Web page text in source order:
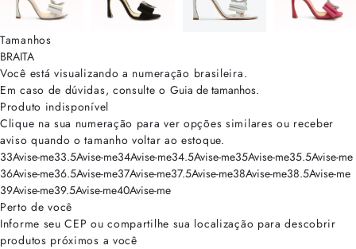
Tamanhos
BRAITA
Você está visualizando a numeração brasileira.
Em caso de dúvidas, consulte o Guia de tamanhos.
Produto indisponível
Clique na sua numeração para ver opções similares ou receber
aviso quando o tamanho voltar ao estoque.
33Avise-me33.5Avise-me34Avise-me34.5Avise-me35Avise-me35.5Avise-me
36Avise-me36.5Avise-me37Avise-me37.5Avise-me38Avise-me38.5Avise-me
39Avise-me39.5Avise-me40Avise-me
Perto de você
Informe seu CEP ou compartilhe sua localização para descobrir
produtos próximos a você